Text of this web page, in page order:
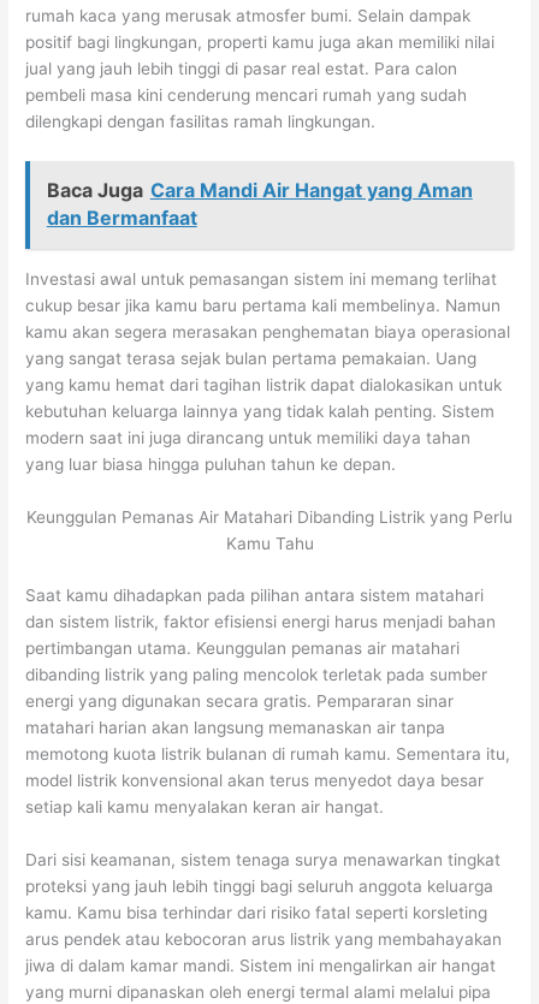
rumah kaca yang merusak atmosfer bumi. Selain dampak
positif bagi lingkungan, properti kamu juga akan memiliki nilai
jual yang jauh lebih tinggi di pasar real estat. Para calon
pembeli masa kini cenderung mencari rumah yang sudah
dilengkapi dengan fasilitas ramah lingkungan.
Baca Juga Cara Mandi Air Hangat yang Aman
dan Bermanfaat
Investasi awal untuk pemasangan sistem ini memang terlihat
cukup besar jika kamu baru pertama kali membelinya. Namun
kamu akan segera merasakan penghematan biaya operasional
yang sangat terasa sejak bulan pertama pemakaian. Uang
yang kamu hemat dari tagihan listrik dapat dialokasikan untuk
kebutuhan keluarga lainnya yang tidak kalah penting. Sistem
modern saat ini juga dirancang untuk memiliki daya tahan
yang luar biasa hingga puluhan tahun ke depan.
Keunggulan Pemanas Air Matahari Dibanding Listrik yang Perlu
Kamu Tahu
Saat kamu dihadapkan pada pilihan antara sistem matahari
dan sistem listrik, faktor efisiensi energi harus menjadi bahan
pertimbangan utama. Keunggulan pemanas air matahari
dibanding listrik yang paling mencolok terletak pada sumber
energi yang digunakan secara gratis. Pempararan sinar
matahari harian akan langsung memanaskan air tanpa
memotong kuota listrik bulanan di rumah kamu. Sementara itu,
model listrik konvensional akan terus menyedot daya besar
setiap kali kamu menyalakan keran air hangat.
Dari sisi keamanan, sistem tenaga surya menawarkan tingkat
proteksi yang jauh lebih tinggi bagi seluruh anggota keluarga
kamu. Kamu bisa terhindar dari risiko fatal seperti korsleting
arus pendek atau kebocoran arus listrik yang membahayakan
jiwa di dalam kamar mandi. Sistem ini mengalirkan air hangat
yang murni dipanaskan oleh energi termal alami melalui pipa